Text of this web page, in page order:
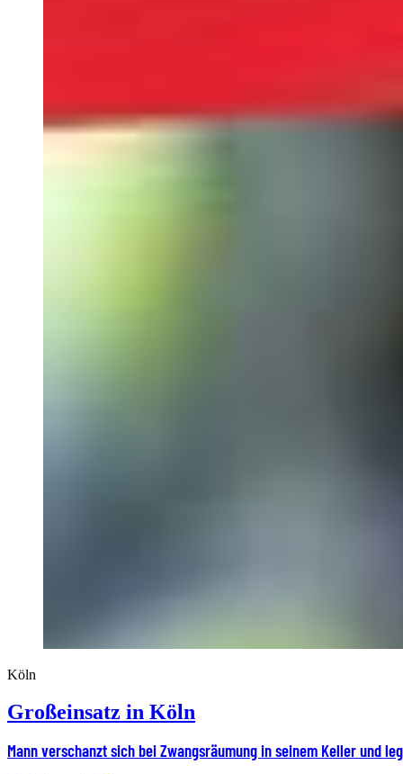
Köln
Großeinsatz in Köln
Mann verschanzt sich bei Zwangsräumung in seinem Keller und